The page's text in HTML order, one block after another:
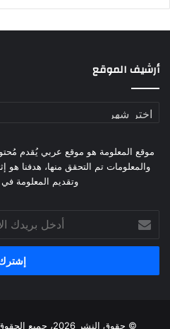
أرشيف الموقع
أرشيف
موقع المعلومة هو موقع عربي يُقدم
والمعلومات تم التحقق منها، هدفنا هو
وتقديم المعلومة
بريدك
الإلكتروني
© حقوق النشر 2026، جميع الحقوق محفوظة |